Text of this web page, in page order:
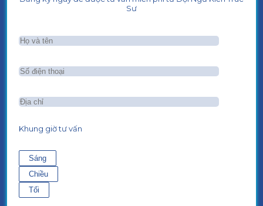
Sư
Khung giờ tư vấn
Sáng
Chiều
Tối